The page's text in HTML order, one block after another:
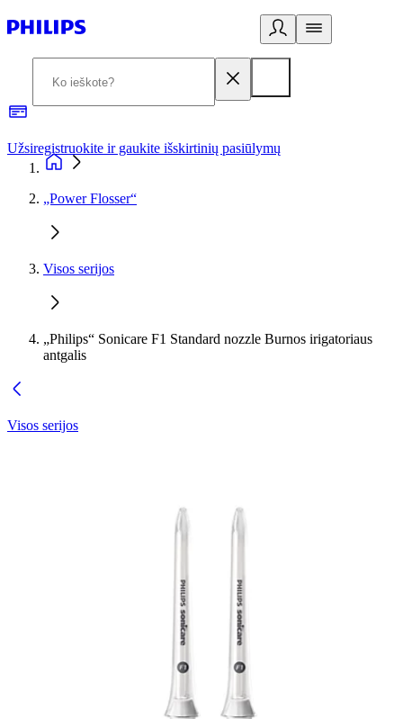
Užsiregistruokite ir gaukite išskirtinių pasiūlymų
„Power Flosser“
Visos serijos
„Philips“ Sonicare F1 Standard nozzle Burnos irigatoriaus
antgalis
Visos serijos